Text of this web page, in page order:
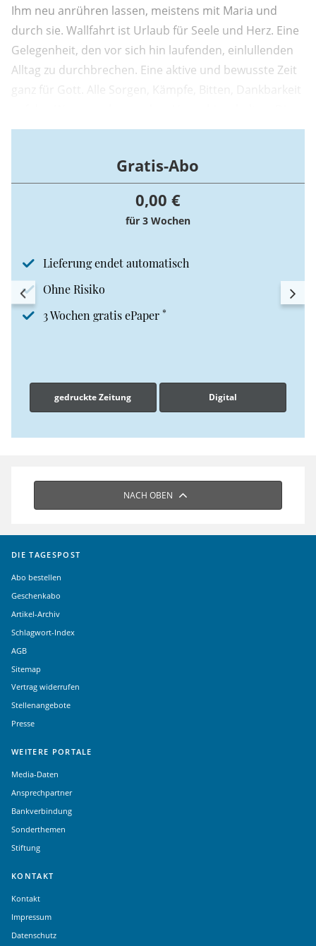
Ihm neu anrühren lassen, meistens mit Maria und
durch sie. Wallfahrt ist Urlaub für Seele und Herz. Eine
Gelegenheit, den vor sich hin laufenden, einlullenden
Alltag zu durchbrechen. Eine aktive und bewusste Zeit
ganz für Gott. Alle Sorgen, Kämpfe, Bitten, Dankbarkeit
körperliche Anstrengung, den Schweiß, die Hitze, den
Gratis-Abo
0,00 €
für 3 Wochen
Lieferung endet automatisch
Ohne Risiko
3 Wochen gratis ePaper *
gedruckte Zeitung Digital
NACH OBEN
DIE TAGESPOST
Abo bestellen
Geschenkabo
Artikel-Archiv
Schlagwort-Index
AGB
Sitemap
Vertrag widerrufen
Stellenangebote
Presse
WEITERE PORTALE
Media-Daten
Ansprechpartner
Bankverbindung
Sonderthemen
Stiftung
KONTAKT
Kontakt
Impressum
Datenschutz